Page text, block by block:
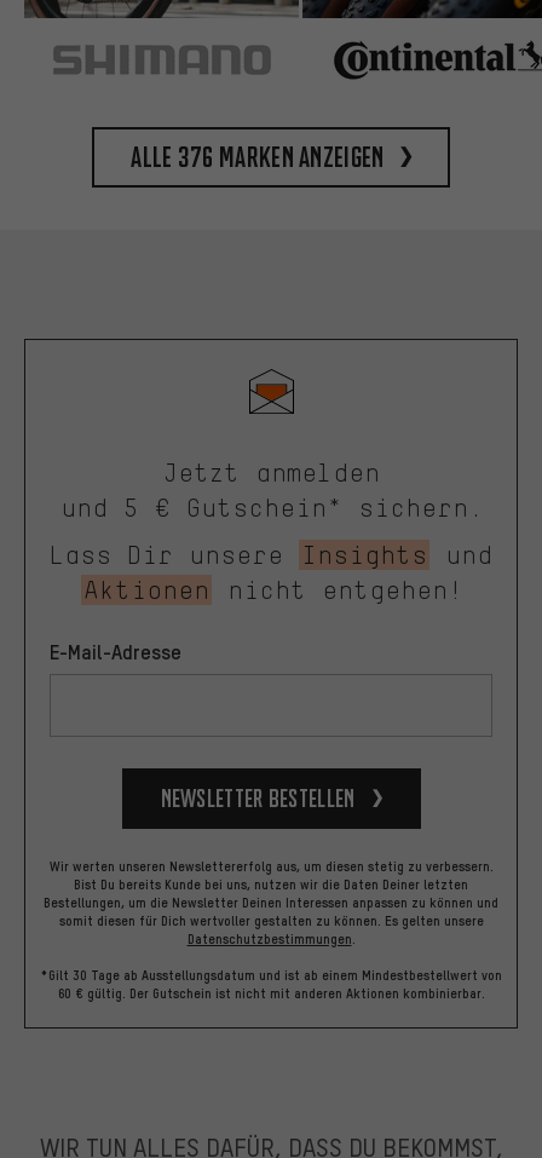
Alle 376 Marken anzeigen
Jetzt anmelden
und 5 € Gutschein* sichern.
Lass Dir unsere
Insights
und
Aktionen
nicht entgehen!
E-Mail-Adresse
Newsletter bestellen
Wir werten unseren Newslettererfolg aus, um diesen stetig zu verbessern.
Bist Du bereits Kunde bei uns, nutzen wir die Daten Deiner letzten
Bestellungen, um die Newsletter Deinen Interessen anpassen zu können und
somit diesen für Dich wertvoller gestalten zu können. Es gelten unsere
Datenschutzbestimmungen.
*Gilt 30 Tage ab Ausstellungsdatum und ist ab einem Mindestbestellwert von
60 € gültig. Der Gutschein ist nicht mit anderen Aktionen kombinierbar.
WIR TUN ALLES DAFÜR, DASS DU BEKOMMST,